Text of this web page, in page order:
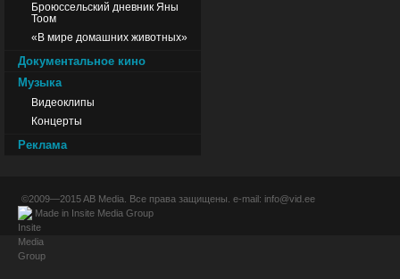
Броюссельский дневник Яны
Тоом
«В мире домашних животных»
Документальное кино
Музыка
Видеоклипы
Концерты
Реклама
©2009—2015AB Media . Все права защищены. e-mail: info@vid.ee
Made in Insite Media Group